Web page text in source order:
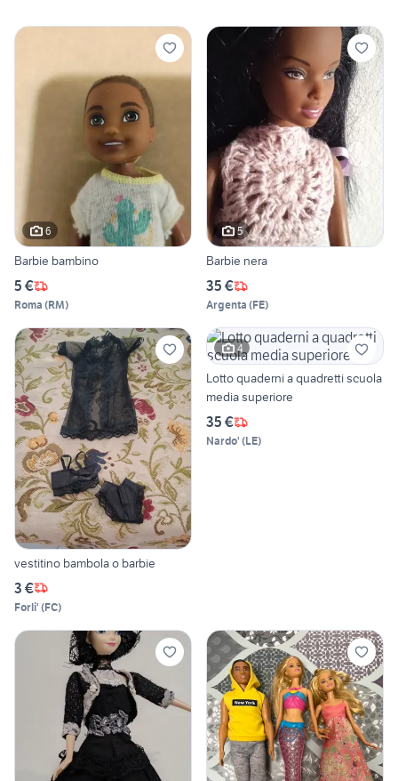
6
Barbie bambino
5 €
Roma (RM)
5
Barbie nera
35 €
Argenta (FE)
vestitino bambola o barbie
3 €
Forli' (FC)
4
Lotto quaderni a quadretti scuola
media superiore
35 €
Nardo' (LE)